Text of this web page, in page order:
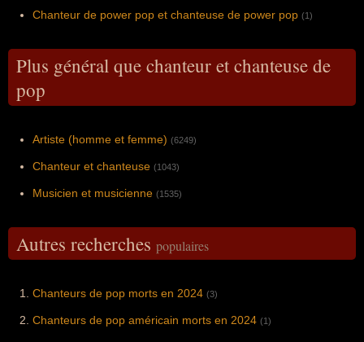
Chanteur de power pop et chanteuse de power pop (1)
Plus général que chanteur et chanteuse de
pop
Artiste (homme et femme) (6249)
Chanteur et chanteuse (1043)
Musicien et musicienne (1535)
Autres recherches populaires
Chanteurs de pop morts en 2024 (3)
Chanteurs de pop américain morts en 2024 (1)